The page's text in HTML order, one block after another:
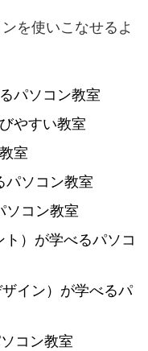
を使いこなせるよ
パソコン教室
やすい教室
室
パソコン教室
ソコン教室
）が学べるパソコ
イン）が学べるパ
コン教室